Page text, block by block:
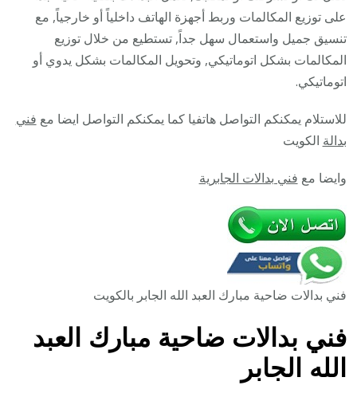
بدالات
على توزيع المكالمات وربط أجهزة الهاتف داخلياً أو خارجياً, مع
تنسيق جميل واستعمال سهل جداً, تستطيع من خلال توزيع
المكالمات بشكل اتوماتيكي, وتحويل المكالمات بشكل يدوي أو
اتوماتيكي.
للاستلام يمكنكم التواصل هاتفيا كما يمكنكم التواصل ايضا مع فني
بدالة الكويت
وايضا مع فني بدالات الجابرية
فني بدالات ضاحية مبارك العبد الله الجابر بالكويت
فني بدالات ضاحية مبارك العبد
الله الجابر